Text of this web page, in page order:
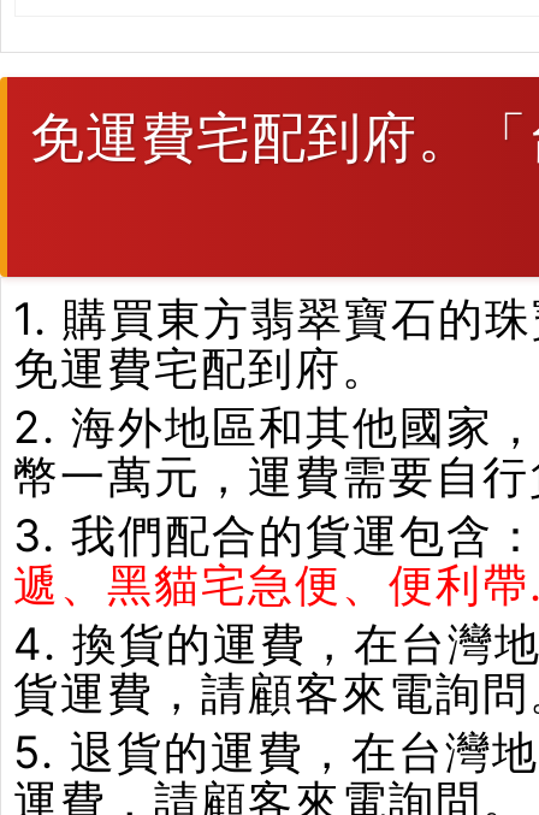
免運費宅配到府。
1. 購買東方翡翠寶石的
免運費宅配到府。
2. 海外地區和其他國家
幣一萬元，運費需要自
3. 我們配合的貨運包含：
遞、黑貓宅急便、便利
4. 換貨的運費，在台灣
貨運費，請顧客來電詢
5. 退貨的運費，在台灣
運費，請顧客來電詢問。